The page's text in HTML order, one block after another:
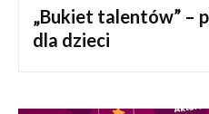
„Bukiet talentów” –
dla dzieci